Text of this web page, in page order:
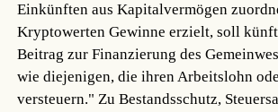
Einkünften aus Kapitalvermögen
Kryptowerten Gewinne erzielt, soll
Beitrag zur Finanzierung des
wie diejenigen, die ihren Arbeitslohn
versteuern." Zu Bestandsschutz,